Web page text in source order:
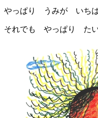
やっぱり うみが いちば
それでも やっぱり たい